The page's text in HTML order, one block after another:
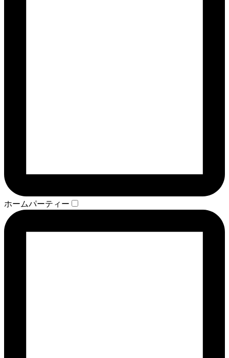
ホームパーティー